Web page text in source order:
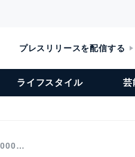
プレスリリースを配信する
ライフスタイル 芸